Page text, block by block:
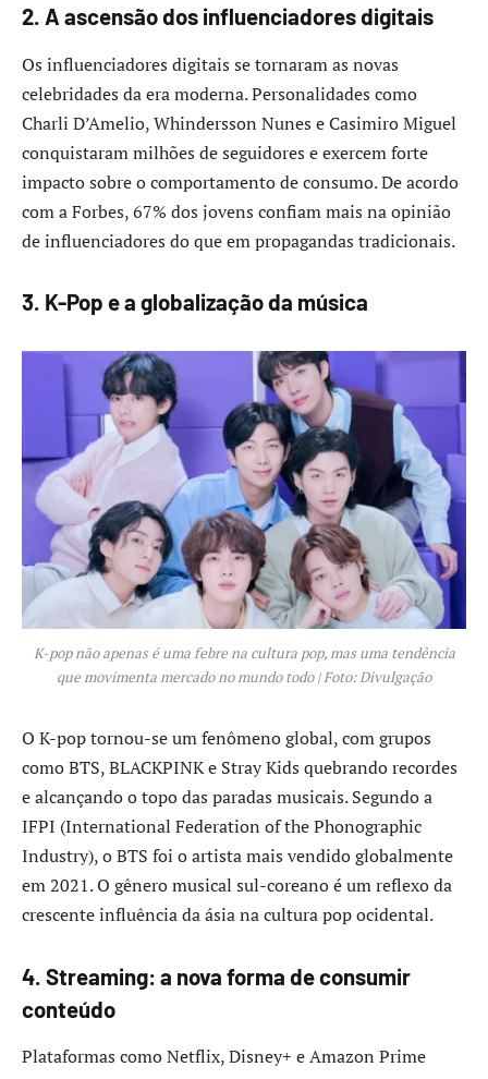
2. A ascensão dos influenciadores digitais
Os influenciadores digitais se tornaram as novas
celebridades da era moderna. Personalidades como
Charli D’Amelio, Whindersson Nunes e Casimiro Miguel
conquistaram milhões de seguidores e exercem forte
impacto sobre o comportamento de consumo. De acordo
com a Forbes, 67% dos jovens confiam mais na opinião
de influenciadores do que em propagandas tradicionais.
3. K-Pop e a globalização da música
K-pop não apenas é uma febre na cultura pop, mas uma tendência
que movimenta mercado no mundo todo | Foto: Divulgação
O K-pop tornou-se um fenômeno global, com grupos
como BTS, BLACKPINK e Stray Kids quebrando recordes
e alcançando o topo das paradas musicais. Segundo a
IFPI (International Federation of the Phonographic
Industry), o BTS foi o artista mais vendido globalmente
em 2021. O gênero musical sul-coreano é um reflexo da
crescente influência da ásia na cultura pop ocidental.
4. Streaming: a nova forma de consumir
conteúdo
Plataformas como Netflix, Disney+ e Amazon Prime